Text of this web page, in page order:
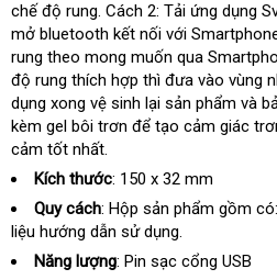
chuyển
khẩu
chế độ rungnhanh
nhất
. Cách 2: Tải ứng dụng
mở bluetooth kết nối cao
cấp
với
rung theo voucher
mong muốn qua
độ rung thích hợp thì đưa vào vùng
dụng xong vệ sinh lại sản phẩm và
kèm gel bôi trơn thông
để tạo cảm giác
cảm tốt nhất.
Kích thước: 150 x 32 mm
Quy cách: Hộp sản phẩm gồm
liệu hướng dẫn sử dụng.
Năng lượng: Pin sạc cổng USB